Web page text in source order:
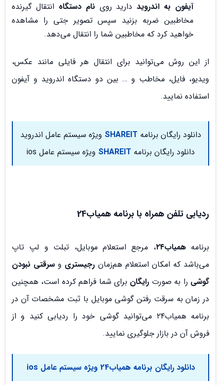
آیفون به اندرویددارید روی نام دستگاه انتقال گیرنده
مخاطبین ضربه بزنید سپس تصویر جتی را مشاهده
خواهید کرد که مخاطبین شما را انتقال می‌دهد.
از این روش می‌توانید برای انتقال هر فایلی مانند عکس‌،
ویدیو، فایل، مخاطب و … بین دو دستگاه اندروید و آیفون
استفاده نمایید.
دانلود رایگان برنامه SHAREIT ویژه سیستم عامل اندروید
دانلود رایگان برنامه SHAREIT ویژه سیستم عامل ios
ردیابی تلفن همراه با برنامه همیاب24
برنامه همیاب۲۴
، مرجع استعلام موبایل، تبلت و لپ تاپ
می‌باشد که امکان استعلام هم‌زمان رجیستری و سرقتی نبودن
گوشی را به صورت رایگان برای شما فراهم کرده است، همچنین
در زمان به سرقت رفتن گوشی موبایل با ثبت مشخصات آن در
برنامه همیاب۲۴ می‌توانید گوشی خود را ردیابی کنید و از
فروش آن در بازار جلوگیری نمایید.
دانلود رایگان برنامه همیاب24 ویژه سیستم عامل ios